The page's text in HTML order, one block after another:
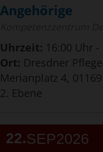
Angehörige
Uhrzeit: 16:00 Uhr
Ort: Dresdner
Merianplatz 4,
2. Ebene
22 SEP2026